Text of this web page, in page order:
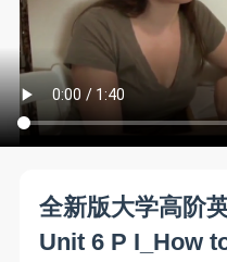
全新版大学高阶
Unit 6 P I_How